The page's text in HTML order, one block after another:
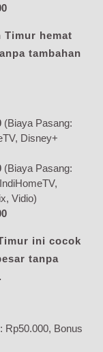
Timur hemat
tambahan
(Biaya Pasang:
Disney+
(Biaya Pasang:
Vidio)
ini cocok
tanpa
Rp50.000, Bonus